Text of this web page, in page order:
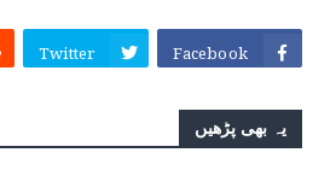
Facebook
Twitter
یہ بھی پڑھیں